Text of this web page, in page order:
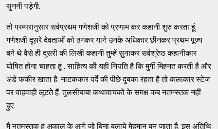
सुननी पड़ेगी.
तो परम्परानुसार सर्वप्रथम गणेशजी को प्रणाम कर कहानी शुरु करता हूं.
गणेशजी दूसरे देवताओं को ठगकर याने उनके अधिकार छीनकर प्रथम पूज्य
बने थे वैसे ही दूसरी की लिखी कहानी तुम्हें सुनाकर सर्वश्रेष्ठ कहानीकार
घोषित होना चाहता हूं . साहित्य की यही नियति है कि मुर्गी मिहनत करती है और
अंडे फकीर खाता है. नाटककार पर्दे की पीछे दुबका रहता है तो कलाकार स्टेज
पर वाहवाही लूटते हैं. तुलसीबाबा कथावाचकों के समक्ष कब नतमस्तक नहीं
हुए.
मैं नतमस्तक हूं अकाल के आगे जो बिना बुलाये मेहमान बन जाता है. इस अतिथि